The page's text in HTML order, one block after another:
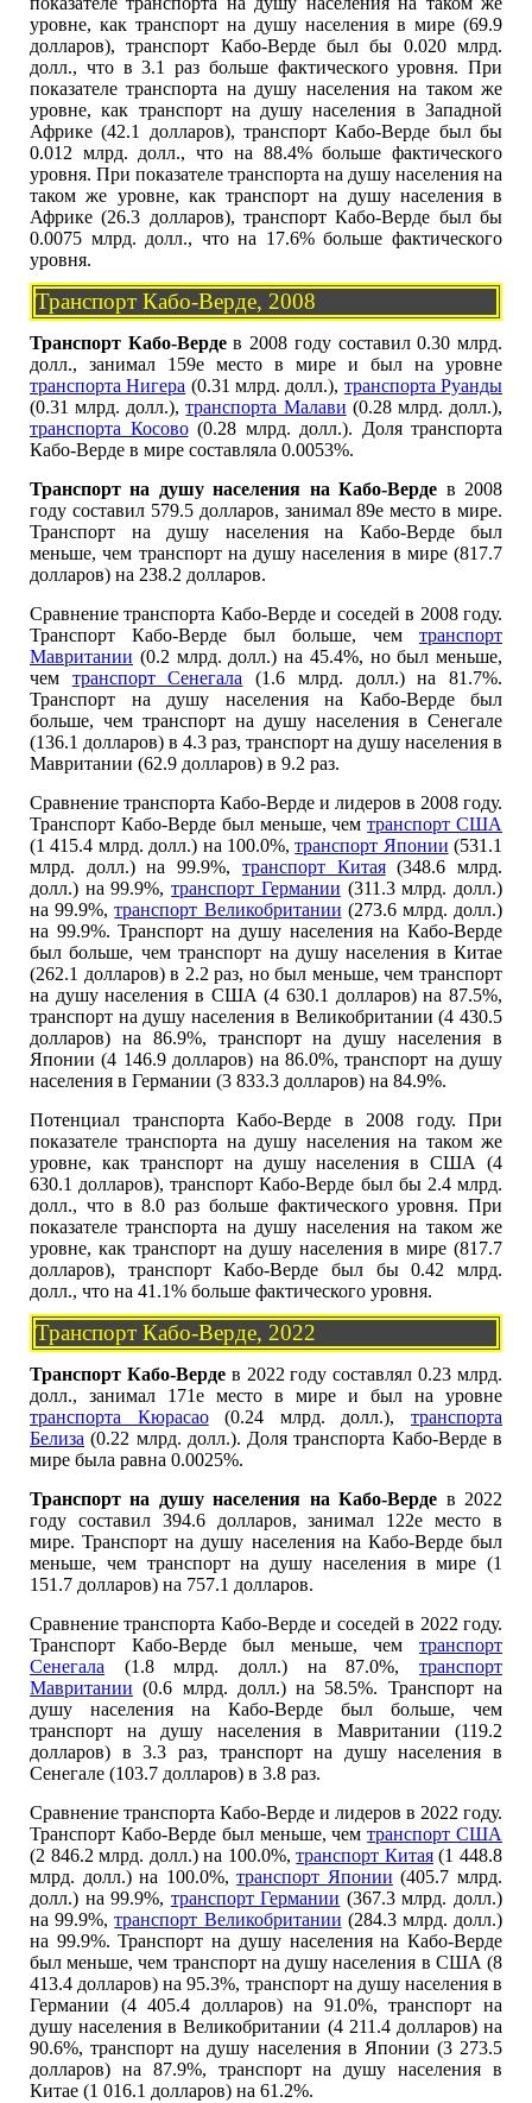
уровне, как транспорт на душу населения в мире (69.9
долларов), транспорт Кабо-Верде был бы 0.020 млрд.
долл., что в 3.1 раз больше фактического уровня. При
показателе транспорта на душу населения на таком же
уровне, как транспорт на душу населения в Западной
Африке (42.1 долларов), транспорт Кабо-Верде был бы
0.012 млрд. долл., что на 88.4% больше фактического
уровня. При показателе транспорта на душу населения на
таком же уровне, как транспорт на душу населения в
Африке (26.3 долларов), транспорт Кабо-Верде был бы
0.0075 млрд. долл., что на 17.6% больше фактического
уровня.
Транспорт Кабо-Верде, 2008
Транспорт Кабо-Вердев 2008 году составил 0.30 млрд.
долл., занимал 159е место в мире и был на уровне
транспорта Нигера (0.31 млрд. долл.), транспорта Руанды
(0.31 млрд. долл.),транспорта Малави (0.28 млрд. долл.),
транспорта Косово(0.28 млрд. долл.). Доля транспорта
Кабо-Верде в мире составляла 0.0053%.
Транспорт на душу населения на Кабо-Верде в 2008
году составил 579.5 долларов, занимал 89е место в мире.
Транспорт на душу населения на Кабо-Верде был
меньше, чем транспорт на душу населения в мире (817.7
долларов) на 238.2 долларов.
Сравнение транспорта Кабо-Верде и соседей в 2008 году.
Транспорт Кабо-Верде был больше, чем транспорт
Мавритании (0.2 млрд. долл.) на 45.4%, но был меньше,
чем транспорт Сенегала (1.6 млрд. долл.) на 81.7%.
Транспорт на душу населения на Кабо-Верде был
больше, чем транспорт на душу населения в Сенегале
(136.1 долларов) в 4.3 раз, транспорт на душу населения в
Мавритании (62.9 долларов) в 9.2 раз.
Сравнение транспорта Кабо-Верде и лидеров в 2008 году.
Транспорт Кабо-Верде был меньше, чемтранспорт США
(1 415.4 млрд. долл.) на 100.0%,транспорт Японии (531.1
млрд. долл.) на 99.9%, транспорт Китая(348.6 млрд.
долл.) на 99.9%,транспорт Германии (311.3 млрд. долл.)
на 99.9%,транспорт Великобритании (273.6 млрд. долл.)
на 99.9%. Транспорт на душу населения на Кабо-Верде
был больше, чем транспорт на душу населения в Китае
(262.1 долларов) в 2.2 раз, но был меньше, чем транспорт
на душу населения в США (4 630.1 долларов) на 87.5%,
транспорт на душу населения в Великобритании (4 430.5
долларов) на 86.9%, транспорт на душу населения в
Японии (4 146.9 долларов) на 86.0%, транспорт на душу
населения в Германии (3 833.3 долларов) на 84.9%.
Потенциал транспорта Кабо-Верде в 2008 году. При
показателе транспорта на душу населения на таком же
уровне, как транспорт на душу населения в США (4
630.1 долларов), транспорт Кабо-Верде был бы 2.4 млрд.
долл., что в 8.0 раз больше фактического уровня. При
показателе транспорта на душу населения на таком же
уровне, как транспорт на душу населения в мире (817.7
долларов), транспорт Кабо-Верде был бы 0.42 млрд.
долл., что на 41.1% больше фактического уровня.
Транспорт Кабо-Верде, 2022
Транспорт Кабо-Вердев 2022 году составлял 0.23 млрд.
долл., занимал 171е место в мире и был на уровне
транспорта Кюрасао(0.24 млрд. долл.),транспорта
Белиза (0.22 млрд. долл.). Доля транспорта Кабо-Верде в
мире была равна 0.0025%.
Транспорт на душу населения на Кабо-Верде в 2022
году составил 394.6 долларов, занимал 122е место в
мире. Транспорт на душу населения на Кабо-Верде был
меньше, чем транспорт на душу населения в мире (1
151.7 долларов) на 757.1 долларов.
Сравнение транспорта Кабо-Верде и соседей в 2022 году.
Транспорт Кабо-Верде был меньше, чем транспорт
Сенегала (1.8 млрд. долл.) на 87.0%, транспорт
Мавритании (0.6 млрд. долл.) на 58.5%. Транспорт на
душу населения на Кабо-Верде был больше, чем
транспорт на душу населения в Мавритании (119.2
долларов) в 3.3 раз, транспорт на душу населения в
Сенегале (103.7 долларов) в 3.8 раз.
Сравнение транспорта Кабо-Верде и лидеров в 2022 году.
Транспорт Кабо-Верде был меньше, чемтранспорт США
(2 846.2 млрд. долл.) на 100.0%,транспорт Китая(1 448.8
млрд. долл.) на 100.0%,транспорт Японии (405.7 млрд.
долл.) на 99.9%, транспорт Германии (367.3 млрд. долл.)
на 99.9%,транспорт Великобритании (284.3 млрд. долл.)
на 99.9%. Транспорт на душу населения на Кабо-Верде
был меньше, чем транспорт на душу населения в США (8
413.4 долларов) на 95.3%, транспорт на душу населения в
Германии (4 405.4 долларов) на 91.0%, транспорт на
душу населения в Великобритании (4 211.4 долларов) на
90.6%, транспорт на душу населения в Японии (3 273.5
долларов) на 87.9%, транспорт на душу населения в
Китае (1 016.1 долларов) на 61.2%.